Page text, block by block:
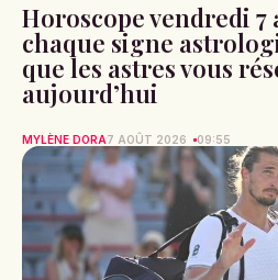
Horoscope vendredi 7
chaque signe
que les astres vous
aujourd’hui
MYLÈNE DORA7 AOÛT 2026 09:55